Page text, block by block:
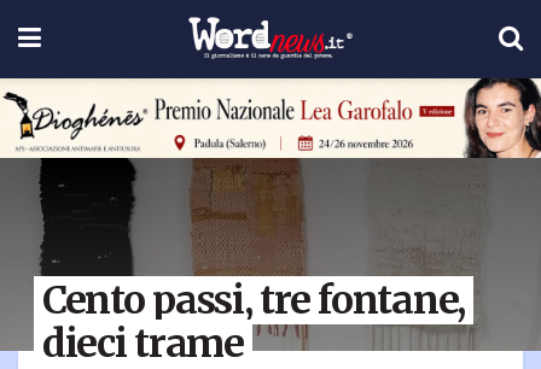
Cento passi, tre fontane,
dieci trame